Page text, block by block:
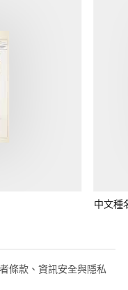
中文種
條款、資訊安全與隱私